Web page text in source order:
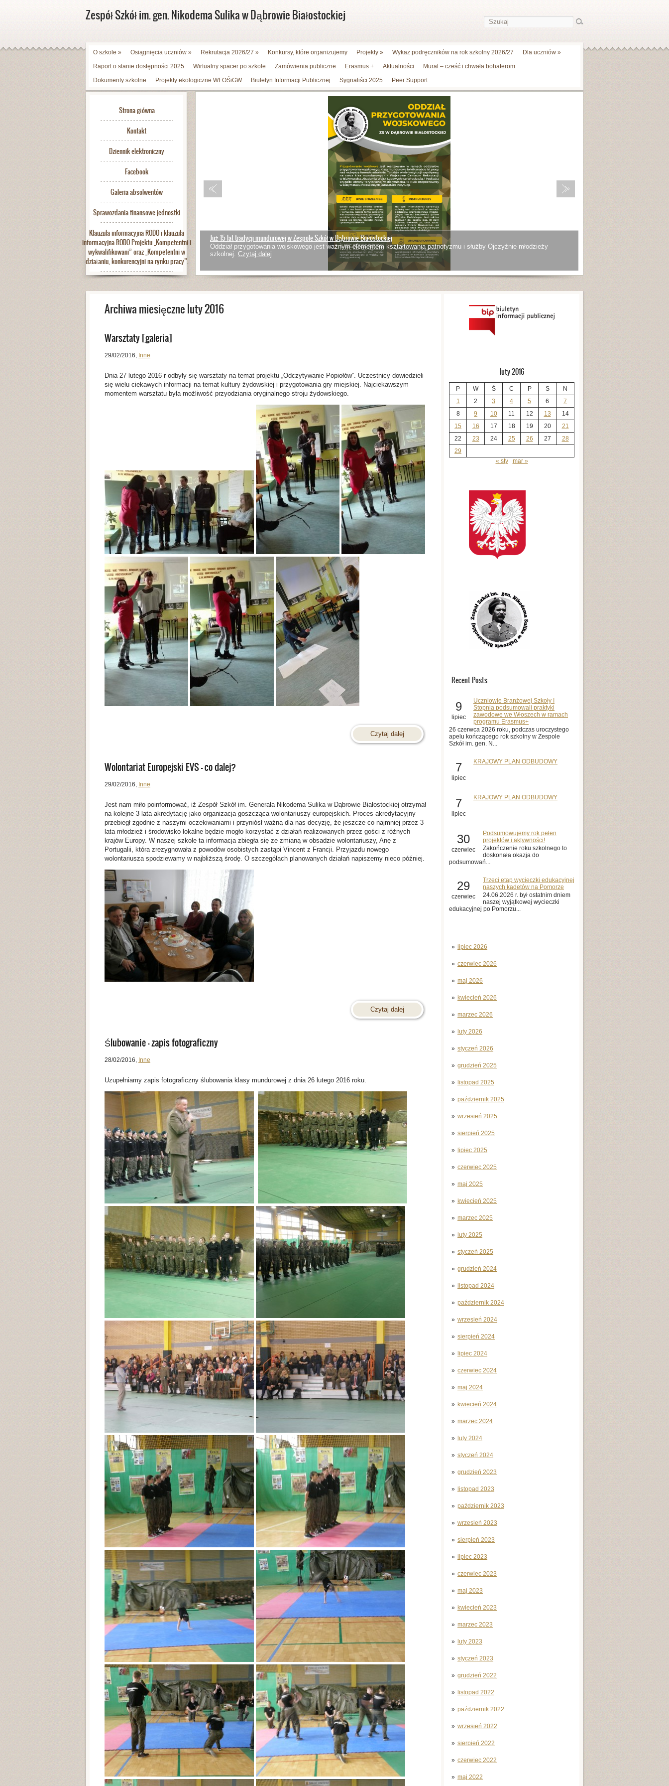
Zespół Szkół im. gen. Nikodema Sulika w Dąbrowie Białostockiej
O szkole » Osiągnięcia uczniów » Rekrutacja 2026/27 » Konkursy, które organizujemy Projekty » Wykaz podręczników na rok szkolny 2026/27 Dla uczniów »
Raport o stanie dostępności 2025
Wirtualny spacer po szkole Zamówienia publiczne Erasmus + Aktualności
Mural – cześć i chwała bohaterom
Dokumenty szkolne
Projekty ekologiczne WFOŚiGW Biuletyn Informacji Publicznej Sygnaliści 2025 Peer Support
Strona główna
Kontakt
Dziennik elektroniczny
Facebook
Galeria absolwentów
Sprawozdania finansowe jednostki
Klauzula informacyjna RODO i klauzula
informacyjna RODO Projektu „Kompetentni i
wykwalifikowani” oraz „Kompetentni w
działaniu, konkurencyjni na rynku pracy”.
Już 15 lat tradycji mundurowej w Zespole Szkół w Dąbrowie Białostockiej
Oddział przygotowania wojskowego jest ważnym elementem kształtowania patriotyzmu i służby Ojczyźnie młodzieży
szkolnej. Czytaj dalej
luty 2016
P W Ś C P S
N
1
2 3 4 5 6
7
8
9 10 11 12 13
14
15
16 17 18 19 20
21
22
23 24 25 26 27
28
29
« sty
mar »
Recent Posts
9
lipiec
Uczniowie Branżowej Szkoły I
Stopnia podsumowali praktyki
zawodowe we Włoszech w ramach
programu Erasmus+
26 czerwca 2026 roku, podczas uroczystego
apelu kończącego rok szkolny w Zespole
Szkół im. gen. N...
7
lipiec
KRAJOWY PLAN ODBUDOWY
7
lipiec
KRAJOWY PLAN ODBUDOWY
30
czerwiec
Podsumowujemy rok pełen
projektów i aktywności!
Zakończenie roku szkolnego to
doskonała okazja do
podsumowań...
29
czerwiec
Trzeci etap wycieczki edukacyjnej
naszych kadetów na Pomorze
24.06.2026 r. był ostatnim dniem
naszej wyjątkowej wycieczki
edukacyjnej po Pomorzu...
lipiec 2026
czerwiec 2026
maj 2026
kwiecień 2026
marzec 2026
luty 2026
styczeń 2026
grudzień 2025
listopad 2025
październik 2025
wrzesień 2025
sierpień 2025
lipiec 2025
czerwiec 2025
maj 2025
kwiecień 2025
marzec 2025
luty 2025
styczeń 2025
grudzień 2024
listopad 2024
październik 2024
wrzesień 2024
sierpień 2024
lipiec 2024
czerwiec 2024
maj 2024
kwiecień 2024
marzec 2024
luty 2024
styczeń 2024
grudzień 2023
listopad 2023
październik 2023
wrzesień 2023
sierpień 2023
lipiec 2023
czerwiec 2023
maj 2023
kwiecień 2023
marzec 2023
luty 2023
styczeń 2023
grudzień 2022
listopad 2022
październik 2022
wrzesień 2022
sierpień 2022
czerwiec 2022
maj 2022
Archiwa miesięczne luty 2016
Warsztaty [galeria]
29/02/2016, Inne
Dnia 27 lutego 2016 r odbyły się warsztaty na temat projektu „Odczytywanie Popiołów”. Uczestnicy dowiedzieli
się wielu ciekawych informacji na temat kultury żydowskiej i przygotowania gry miejskiej. Najciekawszym
momentem warsztatu była możliwość przyodziania oryginalnego stroju żydowskiego.
Czytaj dalej
Wolontariat Europejski EVS – co dalej?
29/02/2016, Inne
Jest nam miło poinformować, iż Zespół Szkół im. Generała Nikodema Sulika w Dąbrowie Białostockiej otrzymał
na kolejne 3 lata akredytację jako organizacja goszcząca wolontariuszy europejskich. Proces akredytacyjny
przebiegł zgodnie z naszymi oczekiwaniami i przyniósł ważną dla nas decyzję, że jeszcze co najmniej przez 3
lata młodzież i środowisko lokalne będzie mogło korzystać z działań realizowanych przez gości z różnych
krajów Europy. W naszej szkole ta informacja zbiegła się ze zmianą w obsadzie wolontariuszy, Anę z
Portugalii, która zrezygnowała z powodów osobistych zastąpi Vincent z Francji. Przyjazdu nowego
wolontariusza spodziewamy w najbliższą środę. O szczegółach planowanych działań napiszemy nieco później.
Czytaj dalej
Ślubowanie – zapis fotograficzny
28/02/2016, Inne
Uzupełniamy zapis fotograficzny ślubowania klasy mundurowej z dnia 26 lutego 2016 roku.